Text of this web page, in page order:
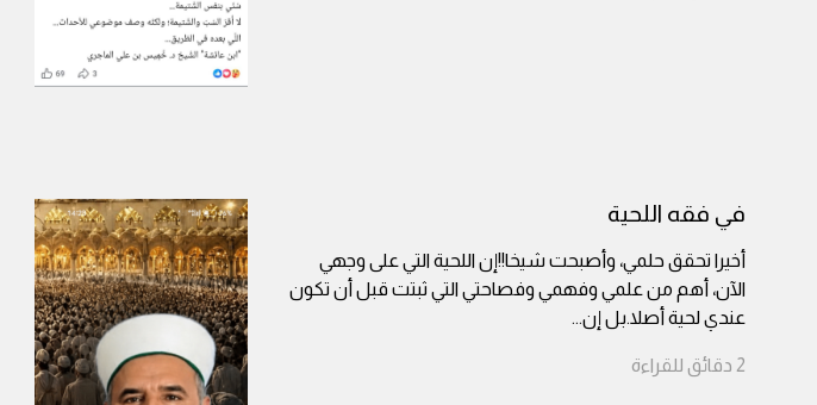
في فقه اللحية
أخيرا تحقق حلمي، وأصبحت شيخا!!إن اللحية التي على وجهي
الآن، أهم من علمي وفهمي وفصاحتي التي ثبتت قبل أن تكون
عندي لحية أصلا.بل إن...
2 دقائق للقراءة